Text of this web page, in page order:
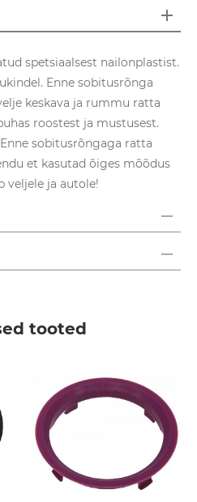
spetsiaalsest nailonplastist.
Enne sobitusrõnga
keskava ja rummu ratta
roostest ja mustusest.
sobitusrõngaga ratta
et kasutad õiges mõõdus
veljele ja autole!
tooted